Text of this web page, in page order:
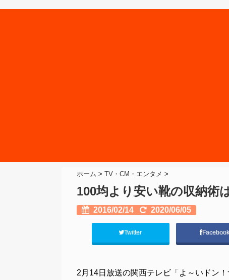
ホーム > TV・CM・エンタメ >
100均より安い靴の収納術
2016/02/14 2020/06/05
Twitter
2月14日放送の関西テレビ「よ～いドン